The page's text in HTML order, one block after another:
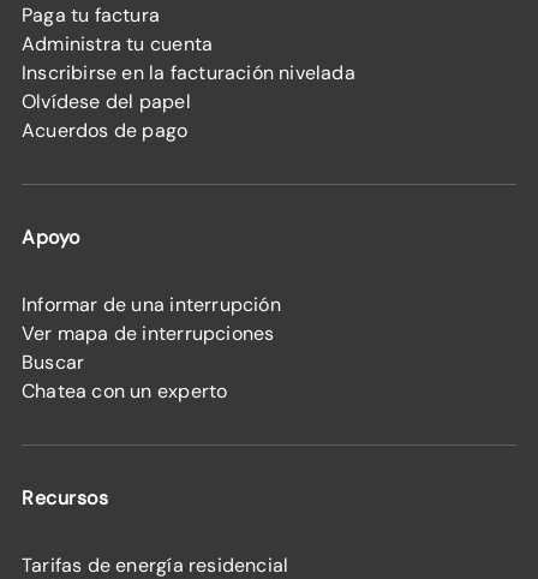
Paga tu factura
Administra tu cuenta
Inscribirse en la facturación nivelada
Olvídese del papel
Acuerdos de pago
Apoyo
Informar de una interrupción
Ver mapa de interrupciones
Buscar
Chatea con un experto
Recursos
Tarifas de energía residencial